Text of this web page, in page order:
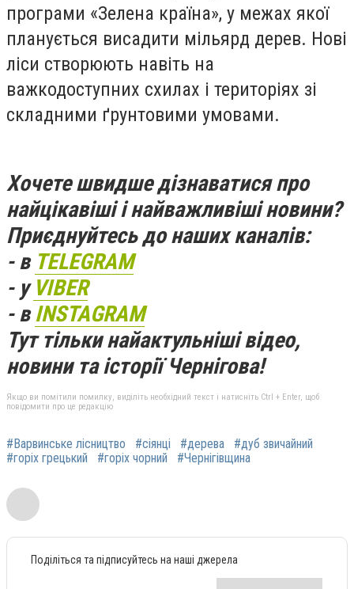
програми «Зелена країна», у межах якої
планується висадити мільярд дерев. Нові
ліси створюють навіть на
важкодоступних схилах і територіях зі
складними ґрунтовими умовами.
Хочете швидше дізнаватися про
найцікавіші і найважливіші новини?
Приєднуйтесь до наших каналів:
- в TELEGRAM
- у VIBER
- вINSTAGRAM
Тут тільки найактульніші відео,
новини та історії Чернігова!
Якщо ви помітили помилку, виділіть необхідний текст і натисніть Ctrl + Enter, щоб
повідомити про це редакцію
#Варвинське лісництво #сіянці #дерева
#дуб звичайний
#горіх грецький
#горіх чорний #Чернігівщина
Поділіться та підписуйтесь на наші джерела